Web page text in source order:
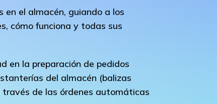
en el almacén, guiando a los
cómo funciona y todas sus
en la preparación de pedidos
del almacén (balizas
través de las órdenes automáticas